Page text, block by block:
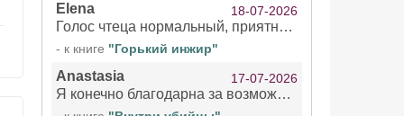
Elena 18-07-2026
Голос чтеца нормальный, приятный тембр. Мне очень понравилось озвучивание рассказа. Очень странный отзыв Надежды. Может у неё что-то с нервами?
- к книге "Горький инжир"
Anastasia 17-07-2026
Я конечно благодарна за возможность бесплатно слушать книги даже новинки , но чтение этой книги просто ужасно